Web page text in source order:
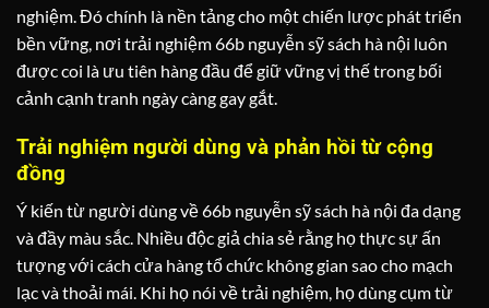
nghiệm. Đó chính là nền tảng cho một chiến lược phát triển
bền vững, nơi trải nghiệm 66b nguyễn sỹ sách hà nội luôn
được coi là ưu tiên hàng đầu để giữ vững vị thế trong bối
cảnh cạnh tranh ngày càng gay gắt.
Trải nghiệm người dùng và phản hồi từ cộng
đồng
Ý kiến từ người dùng về 66b nguyễn sỹ sách hà nội đa dạng
và đầy màu sắc. Nhiều độc giả chia sẻ rằng họ thực sự ấn
tượng với cách cửa hàng tổ chức không gian sao cho mạch
lạc và thoải mái. Khi họ nói về trải nghiệm, họ dùng cụm từ